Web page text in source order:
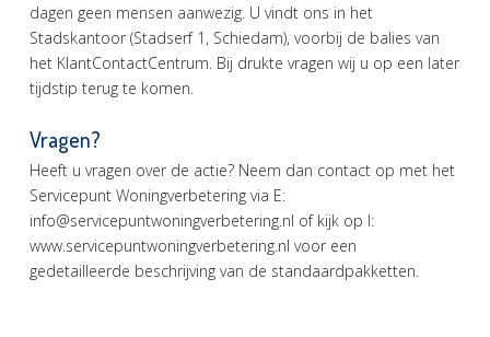
dagen geen mensen aanwezig. U vindt ons in het
Stadskantoor (Stadserf 1, Schiedam), voorbij de balies van
het KlantContactCentrum. Bij drukte vragen wij u op een later
tijdstip terug te komen.
Vragen?
Heeft u vragen over de actie? Neem dan contact op met het
Servicepunt Woningverbetering via E:
info@servicepuntwoningverbetering.nl of kijk op I:
www.servicepuntwoningverbetering.nl voor een
gedetailleerde beschrijving van de standaardpakketten.